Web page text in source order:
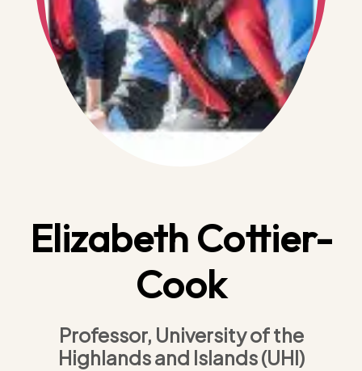
Elizabeth Cottier-
Cook
Professor, University of the
Highlands and Islands (UHI)